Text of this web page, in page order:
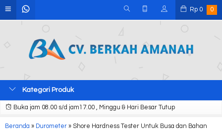
Rp 0 0
Kategori Produk
Buka jam 08.00 s/d jam17.00 , Minggu & Hari Besar Tutup
Beranda » Durometer » Shore Hardness Tester Untuk Busa dan Bahan